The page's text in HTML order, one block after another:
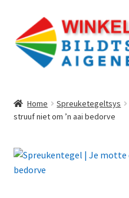
door
naar
navigatie
naar
de
inhoud
ARTIKELS
WINKELKORFY
Home Spreuketegeltsys
struuf niet om ’n aai bedorve